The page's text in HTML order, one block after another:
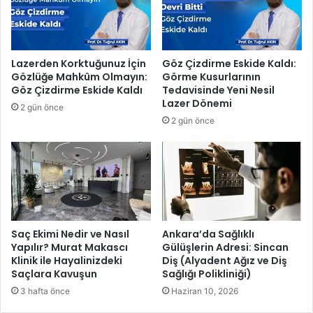
a
r
v
e
p
r
s
o
n
e
l
l
e
B
o
l
Lazerden Korktuğunuz İçin
Gözlüğe Mahkûm Olmayın:
Göz Çizdirme Eskide Kaldı
2 gün önce
Göz Çizdirme Eskide Kaldı:
Görme Kusurlarının
Tedavisinde Yeni Nesil
Lazer Dönemi
2 gün önce
Saç Ekimi Nedir ve Nasıl
Yapılır? Murat Makascı
Klinik ile Hayalinizdeki
Saçlara Kavuşun
3 hafta önce
Ankara’da Sağlıklı
Gülüşlerin Adresi: Sincan
Diş (Alyadent Ağız ve Diş
Sağlığı Polikliniği)
Haziran 10, 2026